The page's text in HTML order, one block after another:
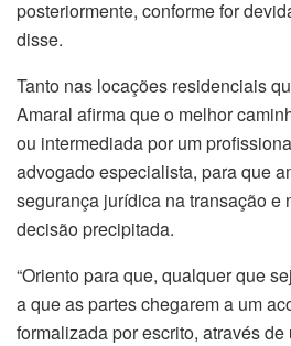
posteriormente, conforme for
disse.
Tanto nas locações residenciais
Amaral afirma que o melhor
ou intermediada por um
advogado especialista, para que
segurança jurídica na transação e
decisão precipitada.
“Oriento para que, qualquer que
a que as partes chegarem a um
formalizada por escrito, através